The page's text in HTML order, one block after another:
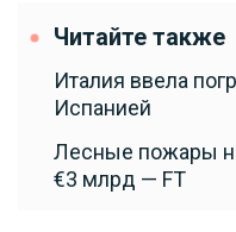
Читайте также
Италия ввела
Испанией
Лесные пожары
€3 млрд — FT